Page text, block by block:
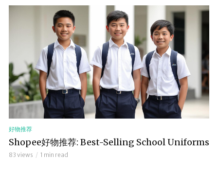
好物推荐
Shopee好物推荐: Best-Selling School Uniforms
83 views 1 min read